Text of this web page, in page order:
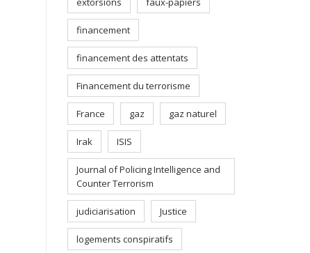
financement
financement des attentats
Financement du terrorisme
France gaz gaz naturel
Irak ISIS
Journal of Policing Intelligence and
Counter Terrorism
judiciarisation Justice
logements conspiratifs